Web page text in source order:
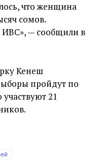
что женщина
сомов.
ИВС», — сообщили в
Кенеш
пройдут по
21